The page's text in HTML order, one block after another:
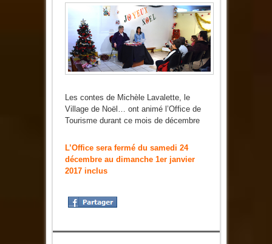
Tourisme
fermé
durant
fêtes
Les contes de Michèle Lavalette, le
Village de Noël… ont animé l’Office de
Tourisme durant ce mois de décembre
L’Office sera fermé du samedi 24
décembre au dimanche 1er janvier
2017 inclus